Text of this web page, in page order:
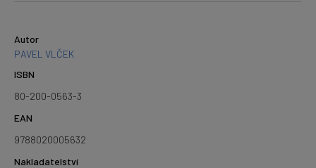
Autor
PAVEL VLČEK
ISBN
80-200-0563-3
EAN
9788020005632
Nakladatelství